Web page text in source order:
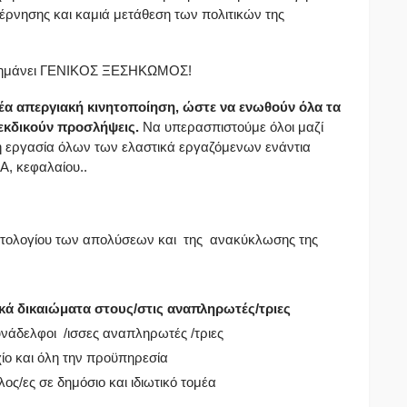
και καμιά μετάθεση των πολιτικών της
σημάνει ΓΕΝΙΚΟΣ ΞΕΣΗΚΩΜΟΣ!
απεργιακή κινητοποίηση, ώστε να ενωθούν όλα τα
προσλήψεις. Να υπερασπιστούμε όλοι μαζί
εργασία όλων των ελαστικά εργαζόμενων ενάντια
κεφαλαίου..
των απολύσεων και της ανακύκλωσης της
δικαιώματα στους/στις αναπληρωτές/τριες
/ισσες αναπληρωτές /τριες
και όλη την προϋπηρεσία
ες σε δημόσιο και ιδιωτικό τομέα